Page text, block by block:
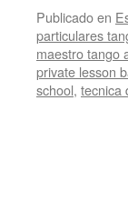
Publicado en
particulares
maestro tango
private lesson
school, tecnica